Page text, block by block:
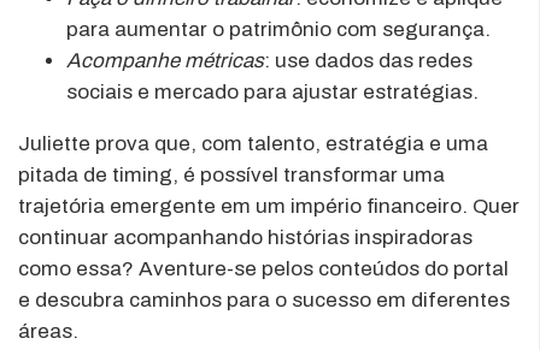
para aumentar o patrimônio com segurança.
Acompanhe métricas: use dados das redes
sociais e mercado para ajustar estratégias.
Juliette prova que, com talento, estratégia e uma
pitada de timing, é possível transformar uma
trajetória emergente em um império financeiro. Quer
continuar acompanhando histórias inspiradoras
como essa? Aventure-se pelos conteúdos do portal
e descubra caminhos para o sucesso em diferentes
áreas.